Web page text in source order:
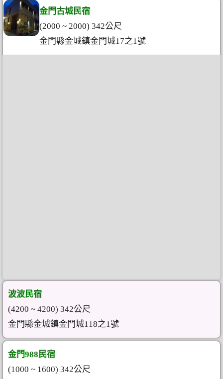
金門古城民宿
(2000 ~ 2000) 342公尺
金門縣金城鎮金門城17之1號
波波民宿
(4200 ~ 4200) 342公尺
金門縣金城鎮金門城118之1號
金門988民宿
(1000 ~ 1600) 342公尺